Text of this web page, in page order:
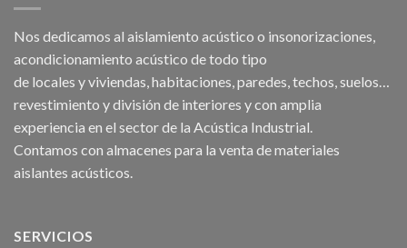
Nos dedicamos al aislamiento acústico o insonorizaciones,
acondicionamiento acústico de todo tipo
de locales yviviendas, habitaciones,paredes,techos, suelos…
revestimiento y división de interiores y con amplia
experiencia en el sector de la Acústica Industrial.
Contamos con almacenes para la venta demateriales
aislantes acústicos.
SERVICIOS